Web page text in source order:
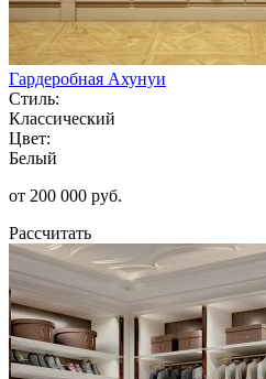
Гардеробная Ахунуи
Стиль:
Классический
Цвет:
Белый
от 200 000 руб.
Рассчитать